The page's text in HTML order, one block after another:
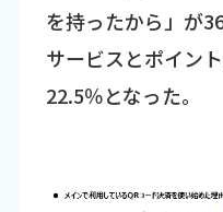
を持ったから」が
サービスとポイン
22.5％となった。